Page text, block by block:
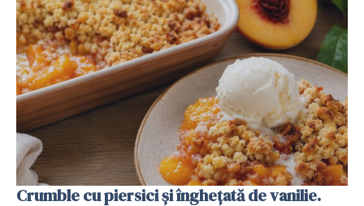
Crumble cu piersici și înghețată de vanilie.